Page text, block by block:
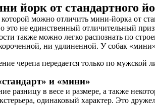
йорк от стандартного
можно отличить мини-йорка от
это не единственный отличительный
также можно легко распознать по
ни удлиненной. У собак
черепа передается только по
и «мини»
разницу в весе и размере, а также
одинаковый характер. Это